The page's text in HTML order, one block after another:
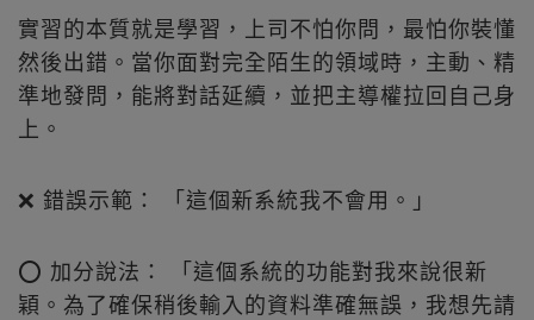
實習的本質就是學習，上司不怕你問，最怕你裝懂
然後出錯。當你面對完全陌生的領域時，主動、精
準地發問，能將對話延續，並把主導權拉回自己身
上。
❌ 錯誤示範： 「這個新系統我不會用。」
⭕ 加分說法： 「這個系統的功能對我來說很新
穎。為了確保稍後輸入的資料準確無誤，我想先請